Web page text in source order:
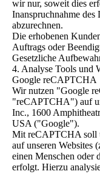
wir nur, soweit dies
Inanspruchnahme des
abzurechnen.
Die erhobenen
Auftrags oder
Gesetzliche
4. Analyse Tools und
Google reCAPTCHA
Wir nutzen "Google
"reCAPTCHA") auf
Inc., 1600
USA ("Google").
Mit reCAPTCHA soll
auf unseren Websites
einen Menschen oder
erfolgt. Hierzu